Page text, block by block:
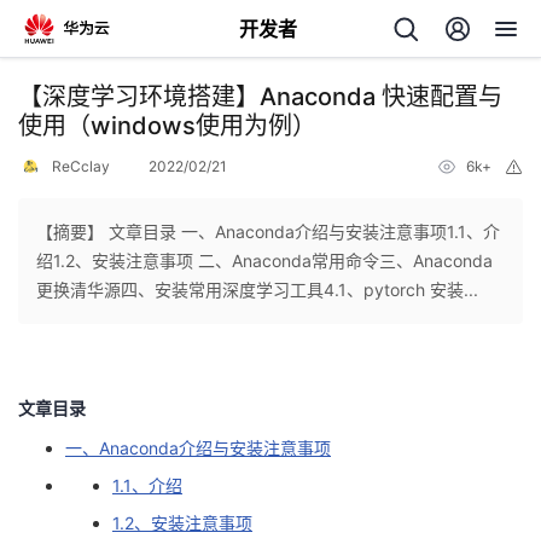
开发者
返
回
个
主
的
【深度学习环境搭建】Anaconda 快速配置与
使用（windows使用为例）
ReCclay 2022/02/21 6k+
【摘要】 文章目录 一、Anaconda介绍与安装注意事项1.1、介
绍1.2、安装注意事项 二、Anaconda常用命令三、Anaconda
更换清华源四、安装常用深度学习工具4.1、pytorch 安装...
文章目录
一、Anaconda介绍与安装注意事项
1.1、介绍
1.2、安装注意事项